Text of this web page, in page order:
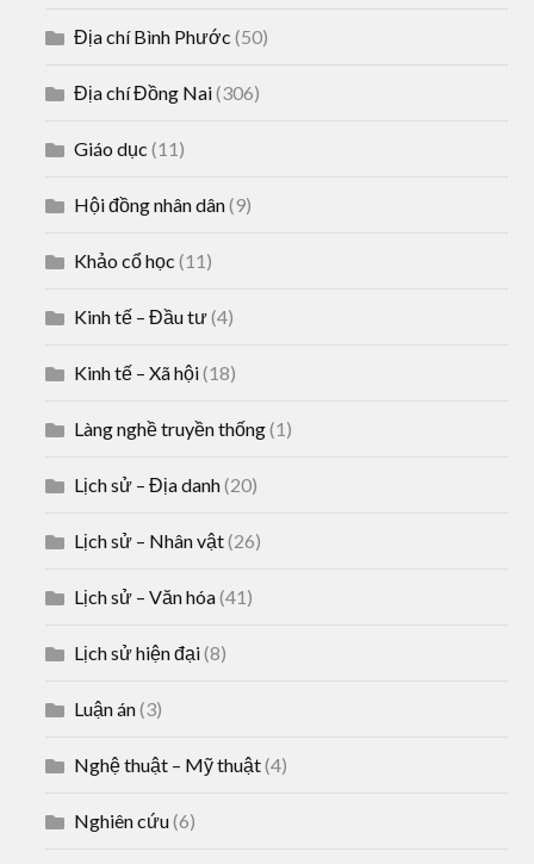
Địa chí Bình Phước (50)
Địa chí Đồng Nai(306)
Giáo dục (11)
Hội đồng nhân dân(9)
Khảo cổ học (11)
Kinh tế – Đầu tư(4)
Kinh tế – Xã hội(18)
Làng nghề truyền thống(1)
Lịch sử – Địa danh(20)
Lịch sử – Nhân vật(26)
Lịch sử – Văn hóa(41)
Lịch sử hiện đại(8)
Luận án(3)
Nghệ thuật – Mỹ thuật(4)
Nghiên cứu(6)